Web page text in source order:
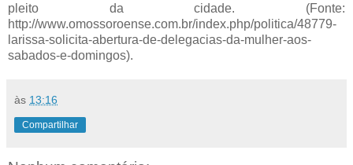
pleito da cidade. (Fonte:
http://www.omossoroense.com.br/index.php/politica/48779-
larissa-solicita-abertura-de-delegacias-da-mulher-aos-
sabados-e-domingos).
às 13:16
Compartilhar